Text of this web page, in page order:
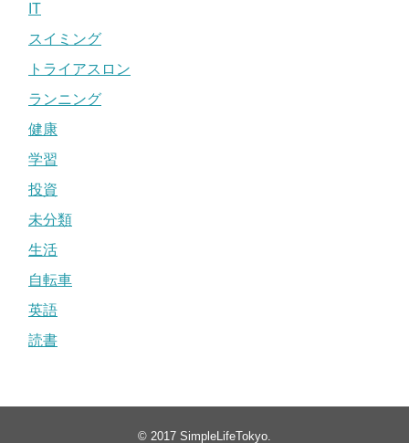
IT
スイミング
トライアスロン
ランニング
健康
学習
投資
未分類
生活
自転車
英語
読書
© 2017 SimpleLifeTokyo.